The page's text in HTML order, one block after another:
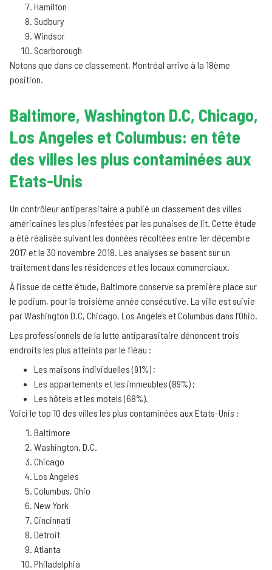
Hamilton
Sudbury
Windsor
Scarborough
Notons que dans ce classement, Montréal arrive à la 18ème
position.
Baltimore, Washington D.C, Chicago,
Los Angeles et Columbus: en tête
des villes les plus contaminées aux
Etats-Unis
Un contrôleur antiparasitaire a publié un classement des villes
américaines les plus infestées par les punaises de lit. Cette étude
a été réalisée suivant les données récoltées entre 1er décembre
2017 et le 30 novembre 2018. Les analyses se basent sur un
traitement dans les résidences et les locaux commerciaux.
À l’issue de cette étude, Baltimore conserve sa première place sur
le podium, pour la troisième année consécutive. La ville est suivie
par Washington D.C, Chicago, Los Angeles et Columbus dans l’Ohio.
Les professionnels de la lutte antiparasitaire dénoncent trois
endroits les plus atteints par le fléau :
Les maisons individuelles (91%) ;
Les appartements et les immeubles (89%) ;
Les hôtels et les motels (68%).
Voici le top 10 des villes les plus contaminées aux Etats-Unis :
Baltimore
Washington, D.C.
Chicago
Los Angeles
Columbus, Ohio
New York
Cincinnati
Detroit
Atlanta
Philadelphia